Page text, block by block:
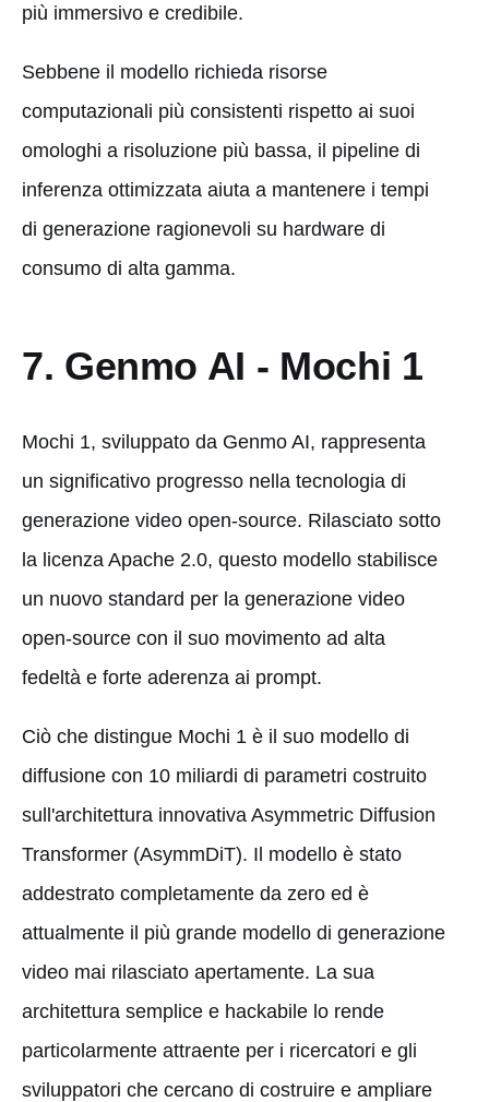
più immersivo e credibile.
Sebbene il modello richieda risorse
computazionali più consistenti rispetto ai suoi
omologhi a risoluzione più bassa, il pipeline di
inferenza ottimizzata aiuta a mantenere i tempi
di generazione ragionevoli su hardware di
consumo di alta gamma.
7. Genmo AI - Mochi 1
Mochi 1, sviluppato da Genmo AI, rappresenta
un significativo progresso nella tecnologia di
generazione video open-source. Rilasciato sotto
la licenza Apache 2.0, questo modello stabilisce
un nuovo standard per la generazione video
open-source con il suo movimento ad alta
fedeltà e forte aderenza ai prompt.
Ciò che distingue Mochi 1 è il suo modello di
diffusione con 10 miliardi di parametri costruito
sull'architettura innovativa Asymmetric Diffusion
Transformer (AsymmDiT). Il modello è stato
addestrato completamente da zero ed è
attualmente il più grande modello di generazione
video mai rilasciato apertamente. La sua
architettura semplice e hackabile lo rende
particolarmente attraente per i ricercatori e gli
sviluppatori che cercano di costruire e ampliare